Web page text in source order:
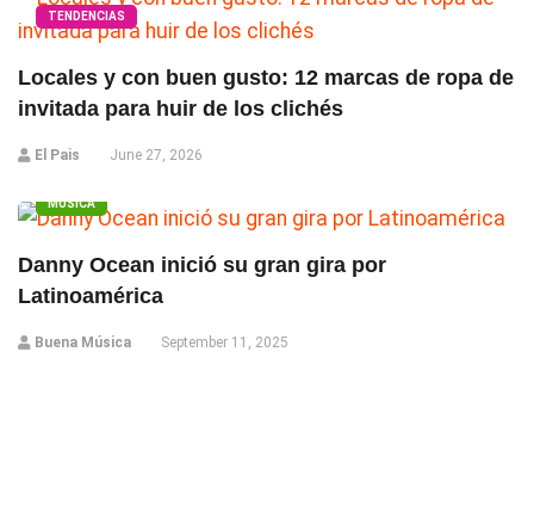
TENDENCIAS
Locales y con buen gusto: 12 marcas de ropa de
invitada para huir de los clichés
El Pais June 27, 2026
MÚSICA
Danny Ocean inició su gran gira por
Latinoamérica
Buena Música September 11, 2025